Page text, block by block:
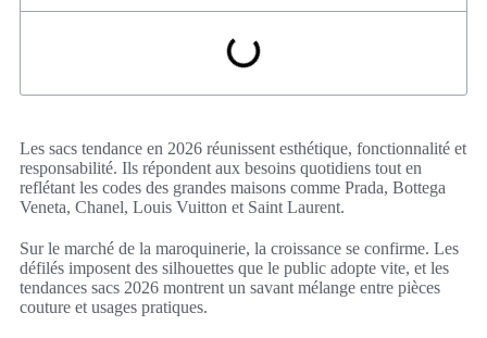
Les sacs tendance en 2026 réunissent esthétique, fonctionnalité et
responsabilité. Ils répondent aux besoins quotidiens tout en
reflétant les codes des grandes maisons comme Prada, Bottega
Veneta, Chanel, Louis Vuitton et Saint Laurent.
Sur le marché de la maroquinerie, la croissance se confirme. Les
défilés imposent des silhouettes que le public adopte vite, et les
tendances sacs 2026 montrent un savant mélange entre pièces
couture et usages pratiques.